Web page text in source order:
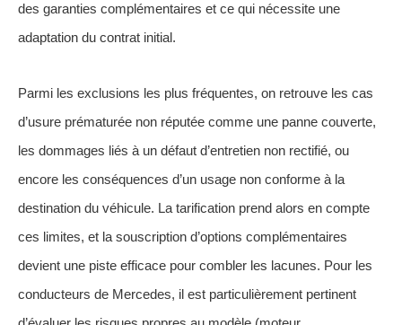
des garanties complémentaires et ce qui nécessite une
adaptation du contrat initial.
Parmi les exclusions les plus fréquentes, on retrouve les cas
d’usure prématurée non réputée comme une panne couverte,
les dommages liés à un défaut d’entretien non rectifié, ou
encore les conséquences d’un usage non conforme à la
destination du véhicule. La tarification prend alors en compte
ces limites, et la souscription d’options complémentaires
devient une piste efficace pour combler les lacunes. Pour les
conducteurs de Mercedes, il est particulièrement pertinent